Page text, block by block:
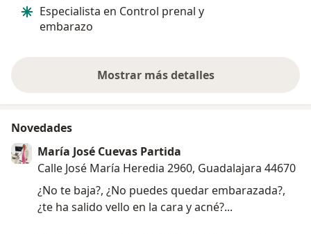
Especialista en Control prenal y
embarazo
Mostrar más detalles
sobre la experiencia
Novedades
María José Cuevas Partida
Calle José María Heredia 2960, Guadalajara 44670
¿No te baja?, ¿No puedes quedar embarazada?,
¿te ha salido vello en la cara y acné?...